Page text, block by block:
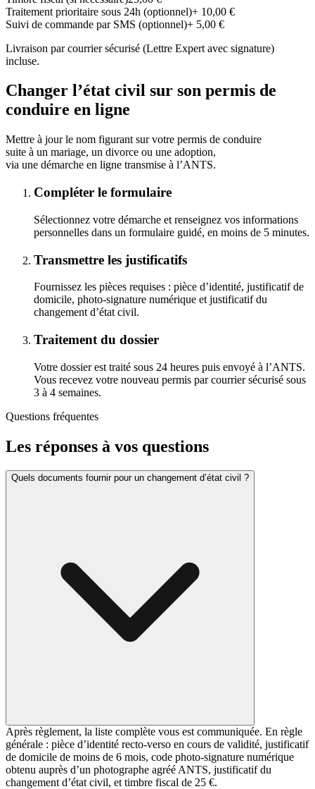
Traitement prioritaire sous 24h (optionnel)+ 10,00 €
Suivi de commande par SMS (optionnel)+ 5,00 €
Livraison par courrier sécurisé (Lettre Expert avec signature)
incluse.
Changer l’état civil sur son permis de
conduire en ligne
Mettre à jour le nom figurant sur votre permis de conduire
suite à un mariage, un divorce ou une adoption,
via une démarche en ligne transmise à l’ANTS.
Compléter le formulaire
Sélectionnez votre démarche et renseignez vos informations
personnelles dans un formulaire guidé, en moins de 5 minutes.
Transmettre les justificatifs
Fournissez les pièces requises : pièce d’identité, justificatif de
domicile, photo-signature numérique et justificatif du
changement d’état civil.
Traitement du dossier
Votre dossier est traité sous 24 heures puis envoyé à l’ANTS.
Vous recevez votre nouveau permis par courrier sécurisé sous
3 à 4 semaines.
Questions fréquentes
Les réponses à vos questions
Quels documents fournir pour un changement d’état civil ?
Après règlement, la liste complète vous est communiquée. En règle
générale : pièce d’identité recto-verso en cours de validité, justificatif
de domicile de moins de 6 mois, code photo-signature numérique
obtenu auprès d’un photographe agréé ANTS, justificatif du
changement d’état civil, et timbre fiscal de 25 €.